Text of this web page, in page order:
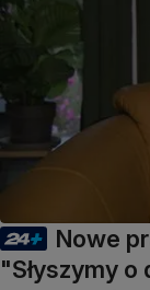
Nowe
"Słyszymy